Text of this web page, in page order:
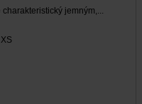
jemným,...